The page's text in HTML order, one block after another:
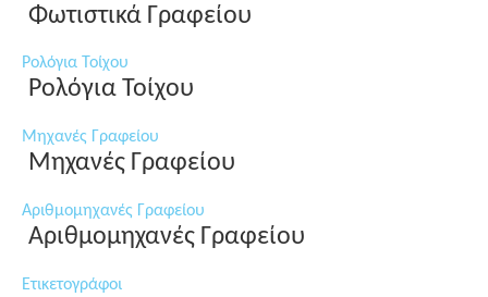
Φωτιστικά Γραφείου
Ρολόγια Τοίχου
Ρολόγια Τοίχου
Μηχανές Γραφείου
Μηχανές Γραφείου
Αριθμομηχανές Γραφείου
Αριθμομηχανές Γραφείου
Ετικετογράφοι